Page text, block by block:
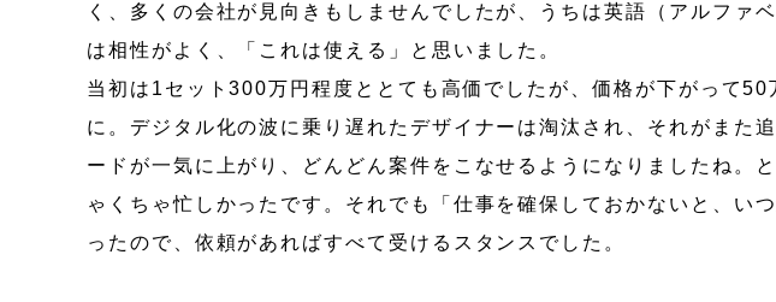
く、多くの会社が見向きもしませんでしたが、うちは英語（アルファ
は相性がよく、「これは使える」と思いました。
当初は1セット300万円程度ととても高価でしたが、価格が下がって
に。デジタル化の波に乗り遅れたデザイナーは淘汰され、それがまた
ードが一気に上がり、どんどん案件をこなせるようになりましたね。
ゃくちゃ忙しかったです。それでも「仕事を確保しておかないと、い
ったので、依頼があればすべて受けるスタンスでした。